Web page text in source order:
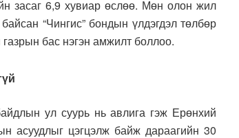
засаг 6,9 хувиар өслөө. Мөн олон жил
“Чингис” бондын үлдэгдэл төлбөр
бас нэгэн амжилт боллоо.
ул суурь нь авлига гэж Ерөнхий
асуудлыг цэгцэлж байж дараагийн 30